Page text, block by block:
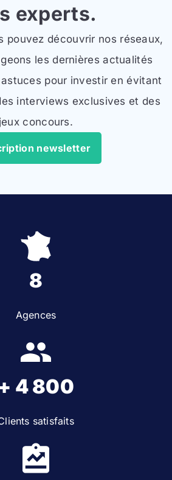
experts.
pouvez découvrir nos réseaux,
les dernières actualités
pour investir en évitant
interviews exclusives et des
jeux concours.
newsletter
8
Agences
4 800
satisfaits